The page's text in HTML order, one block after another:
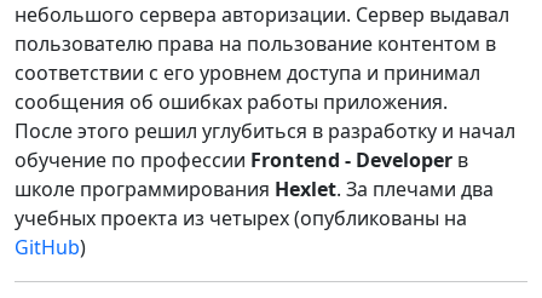
небольшого сервера авторизации. Сервер выдавал
пользователю права на пользование контентом в
соответствии с его уровнем доступа и принимал
сообщения об ошибках работы приложения.
После этого решил углубиться в разработку и начал
обучение по профессии Frontend - Developer в
школе программирования Hexlet. За плечами два
учебных проекта из четырех (опубликованы на
GitHub)